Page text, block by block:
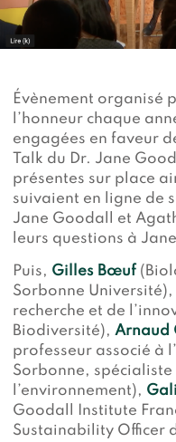
Vies de primates
Devenir membre du
Faire un don
Agir avec Roots &
Devenir bénévole
Événements et
Évènement organisé
l’honneur chaque
engagées en faveur
Talk du Dr. Jane
présentes sur place
suivaient en ligne de
Jane Goodall et
leurs questions à
Puis, Gilles Bœuf
Sorbonne Université),
recherche et de
Biodiversité), Arnaud
professeur associé à
Sorbonne,
l’environnement),
Goodall Institute
Sustainability Officer